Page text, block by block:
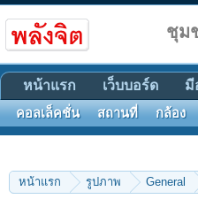
หน้าแรก รูปภาพ General
ชุม
หน้าแรก เว็บบอร์ด มี
คอลเล็คชั่น สถานที่ กล้อง